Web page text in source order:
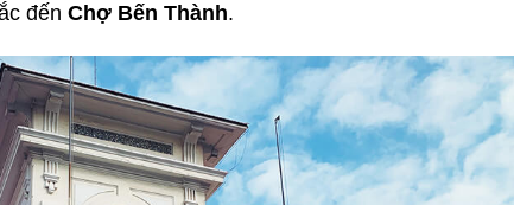
đến Chợ Bến Thành.